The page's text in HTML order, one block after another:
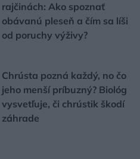
rajčinách: Ako spoznať
obávanú pleseň a čím sa líši
od poruchy výživy?
Chrústa pozná každý, no čo
jeho menší príbuzný? Biológ
vysvetľuje, či chrústik škodí
záhrade